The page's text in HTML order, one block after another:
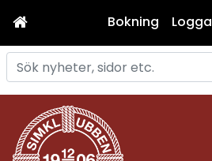
Bokning